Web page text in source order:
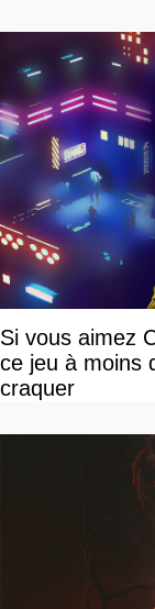
Si vous aimez
ce jeu à moins
craquer